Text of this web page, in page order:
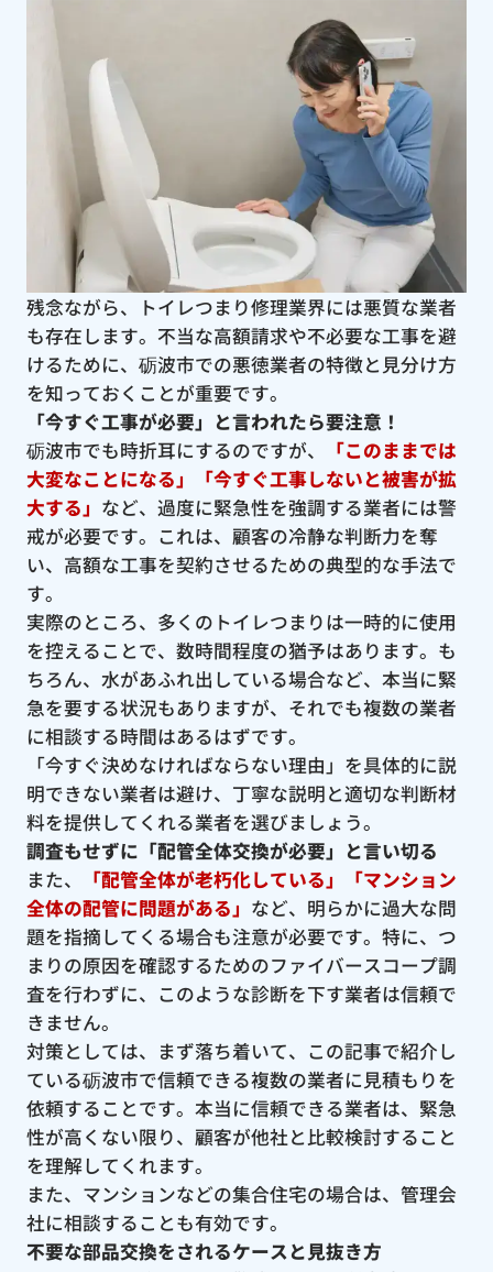
残念ながら、トイレつまり修理業界には悪質な業者
も存在します。不当な高額請求や不必要な工事を避
けるために、砺波市での悪徳業者の特徴と見分け方
を知っておくことが重要です。
「今すぐ工事が必要」と言われたら要注意！
砺波市でも時折耳にするのですが、
「このままでは
大変なことになる」「今すぐ工事しないと被害が拡
大する」 など、過度に緊急性を強調する業者には警
戒が必要です。これは、顧客の冷静な判断力を奪
い、高額な工事を契約させるための典型的な手法で
す。
実際のところ、多くのトイレつまりは一時的に使用
を控えることで、数時間程度の猶予はあります。も
ちろん、水があふれ出している場合など、本当に緊
急を要する状況もありますが、それでも複数の業者
に相談する時間はあるはずです。
「今すぐ決めなければならない理由」を具体的に説
明できない業者は避け、丁寧な説明と適切な判断材
料を提供してくれる業者を選びましょう。
調査もせずに「配管全体交換が必要」と言い切る
また、
「配管全体が老朽化している」「マンション
全体の配管に問題がある」 など、明らかに過大な問
題を指摘してくる場合も注意が必要です。特に、つ
まりの原因を確認するためのファイバースコープ調
査を行わずに、このような診断を下す業者は信頼で
きません。
対策としては、まず落ち着いて、この記事で紹介し
ている砺波市で信頼できる複数の業者に見積もりを
依頼することです。本当に信頼できる業者は、緊急
性が高くない限り、顧客が他社と比較検討すること
を理解してくれます。
また、マンションなどの集合住宅の場合は、管理会
社に相談することも有効です。
不要な部品交換をされるケースと見抜き方